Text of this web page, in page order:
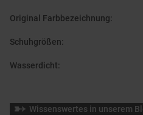
Original Farbbezeichnung:
Schuhgrößen:
Wasserdicht:
Wissenswertes in unserem